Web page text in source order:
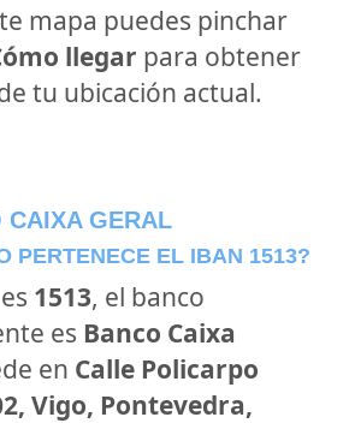
mapa puedes pinchar
llegar para obtener
tu ubicación actual.
CAIXA GERAL
PERTENECE EL IBAN 1513?
1513, el banco
es Banco Caixa
en Calle Policarpo
Vigo, Pontevedra,